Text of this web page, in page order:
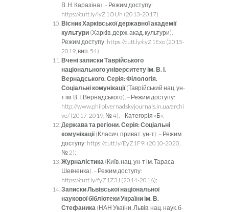
В. Н. Каразіна). – Режим доступу:
https://cutt.ly/iyZ1OUh (2013-2017)
Вісник Харківської державної академії
культури (Харків. держ. акад. культури). –
Режим доступу: https://cutt.ly/cyZ1Exo (2015-
2019, вип. 54)
Вчені записки Таврійського
національного університету ім. В. І.
Вернадського. Серія: Філологія.
Соціальні комунікації(Таврійський нац. ун-
т ім. В. І. Вернадського). – Режим доступу:
http://www.philol.vernadskyjournals.in.ua/archi
ve/ (2017-2019, № 4). – Категорія «Б»;
Держава та регіони. Серія: Соціальні
комунікації(Класич. приват. ун-т). – Режим
доступу: https://cutt.ly/EyZ1F9I (2010-2020,
№ 2);
Журналістика (Київ. нац. ун-т ім. Тараса
Шевченка). – Режим доступу:
https://cutt.ly/fyZ1Z3J (2014-2016);
Записки Львівської національної
наукової бібліотеки України ім. В.
Стефаника (НАН Укаїни, Львів. нац. наук. б-